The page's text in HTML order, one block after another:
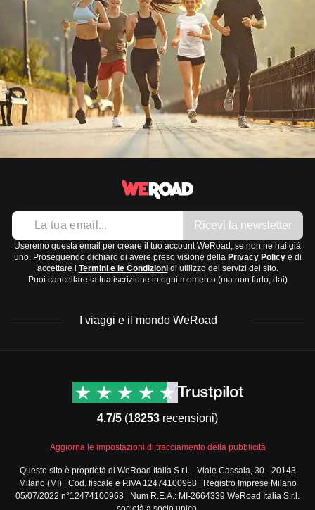
Ricevi la newsletter
Useremo questa email per creare il tuo account WeRoad, se non ne hai già
uno. Proseguendo dichiaro di avere preso visione della Privacy Policye di
accettare i Termini e le Condizionidi utilizzo dei servizi del sito.
Puoi cancellare la tua iscrizione in ogni momento (ma non farlo, dai)
I viaggi e il mondo WeRoad
Viaggi di gruppo Nord
Viaggi di gruppo Centro
Viaggi di gruppo Sud
America
Viaggi di gruppo Africa
Contatti
Termini e condizioni
Condizioni generali
standard
Policy annullamento
viaggio
4.7/5 (18253 recensioni)
Aggiorna le impostazioni di tracciamento della pubblicità
Questo sito è proprietà di WeRoad Italia S.r.l. - Viale Cassala, 30 - 20143
Milano (MI) | Cod. fiscale e P.IVA 12474100968 | Registro Imprese Milano
05/07/2022 n°12474100968 | Num R.E.A.: MI-2664339 WeRoad Italia S.r.l.